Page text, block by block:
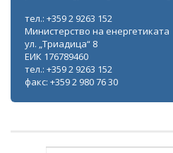
тел.: +359 2 9263 152
Министерство на енергетиката
ул. „Триадица“ 8
ЕИК 176789460
тел.: +359 2 9263 152
факс: +359 2 980 76 30